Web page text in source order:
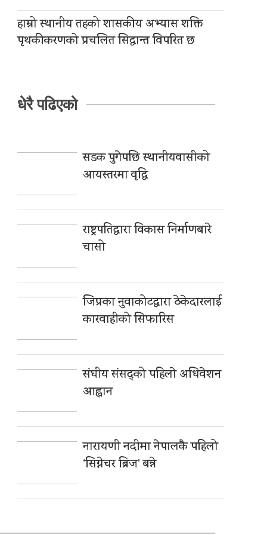
हाम्रो स्थानीय तहको शासकीय अभ्यास शक्ति
पृथकीकरणको प्रचलित सिद्धान्त विपरित छ
धेरै पढिएको
सडक पुगेपछि स्थानीयवासीको
आयस्तरमा वृद्धि
राष्ट्रपतिद्वारा विकास निर्माणबारे
चासो
जिप्रका नुवाकोटद्वारा ठेकेदारलाई
कारवाहीको सिफारिस
संघीय संसद्को पहिलाे अधिवेशन
आह्वान
नारायणी नदीमा नेपालकै पहिलो
‘सिग्नेचर ब्रिज’ बन्ने